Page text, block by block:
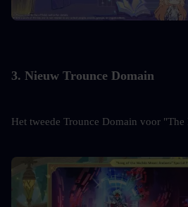
3. Nieuw Trounce Domain
Het tweede Trounce Domain voor "The